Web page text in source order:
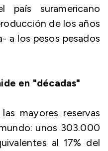
país suramericano
de los años
a los pesos pesados
en "décadas"
mayores reservas
unos 303.000
al 17% del